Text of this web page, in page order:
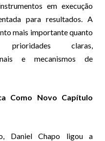
em execução
para resultados. A
mais importante quanto
prioridades claras,
e mecanismos de
Como Novo Capítulo
Daniel Chapo ligou a